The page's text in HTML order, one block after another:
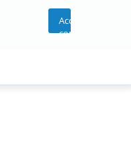
Acces
cont